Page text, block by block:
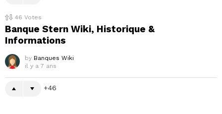
46 Votes
Banque Stern Wiki, Historique &
Informations
by Banques Wiki
il y a 7 ans
46